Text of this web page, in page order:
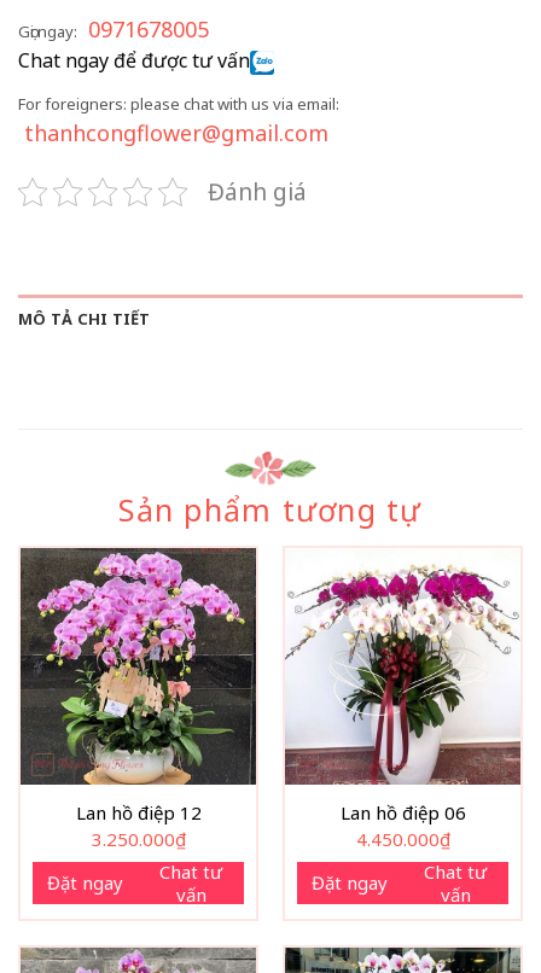
Gọi ngay: 0971678005
Chat ngay để được tư vấn
For foreigners: please chat with us via email:
thanhcongflower@gmail.com
Đánh giá
MÔ TẢ CHI TIẾT
Sản phẩm tương tự
Lan hồ điệp 12
3.250.000₫
Đặt ngay
Chat tư
vấn
Lan hồ điệp 06
4.450.000₫
Đặt ngay
Chat tư
vấn